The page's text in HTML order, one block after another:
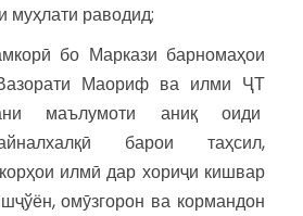
муҳлати раводид;
бо Маркази барномаҳои
Маориф ва илми ҶТ
маълумоти аниқ оиди
барои таҳсил,
илмӣ дар хориҷи кишвар
омӯзгорон ва кормандон